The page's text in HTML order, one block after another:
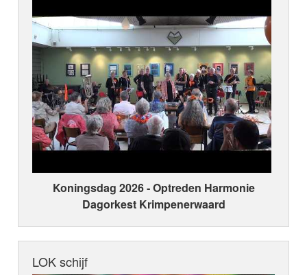
Koningsdag 2026 ‑ Optreden Harmonie
Dagorkest Krimpenerwaard
LOK schijf